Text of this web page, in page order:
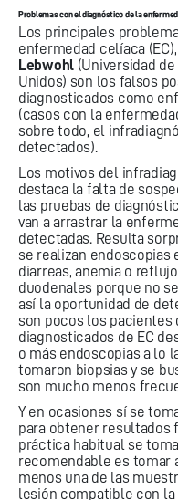
Problemas con el diagnóstico de la
Los principales
enfermedad celíaca
Lebwohl (Universidad
Unidos) son los falsos
diagnosticados como
(casos con la
sobre todo, el
detectados).
Los motivos del
destaca la falta de
las pruebas de
van a arrastrar la
detectadas. Resulta
se realizan endoscopias
diarreas, anemia o
duodenales porque no
así la oportunidad de
son pocos los
diagnosticados de EC
o más endoscopias a lo
tomaron biopsias y se
son mucho menos
Y en ocasiones sí se
para obtener resultados
práctica habitual se
recomendable es tomar
menos una de las
lesión compatible con la